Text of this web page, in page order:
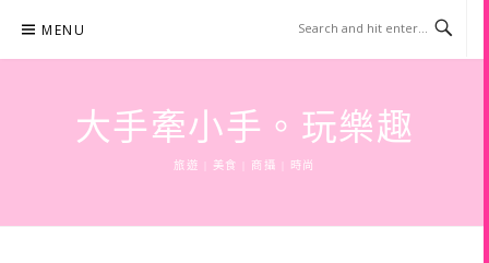
content
MENU
大手牽小手。玩樂趣
旅遊 | 美食 | 商攝 | 時尚